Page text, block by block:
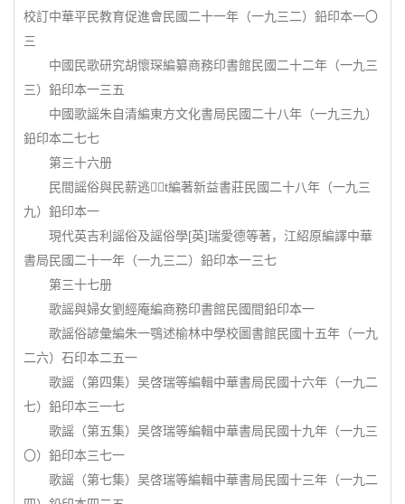
校訂中華平民教育促進會民國二十一年（一九三二）鉛印本一〇
三
中國民歌研究胡懷琛編纂商務印書館民國二十二年（一九三
三）鉛印本一三五
中國歌謡朱自清編東方文化書局民國二十八年（一九三九）
鉛印本二七七
第三十六册
民間謡俗與民薪逃t編著新益書莊民國二十八年（一九三
九）鉛印本一
現代英吉利謡俗及謡俗學[英]瑞愛德等著，江紹原編譯中華
書局民國二十一年（一九三二）鉛印本一三七
第三十七册
歌謡與婦女劉經庵編商務印書館民國間鉛印本一
歌謡俗諺彙編朱一鶚述榆林中學校圖書館民國十五年（一九
二六）石印本二五一
歌謡（第四集）吴啓瑞等編輯中華書局民國十六年（一九二
七）鉛印本三一七
歌謡（第五集）吴啓瑞等編輯中華書局民國十九年（一九三
〇）鉛印本三七一
歌謡（第七集）吴啓瑞等編輯中華書局民國十三年（一九二